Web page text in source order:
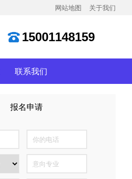
网站地图 关于我们
15001148159
联系我们
报名申请
国仅300个名额